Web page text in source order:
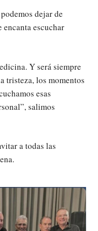
dejar de
escuchar
Y será siempre
tristeza, los momentos
esas
salimos
a todas las